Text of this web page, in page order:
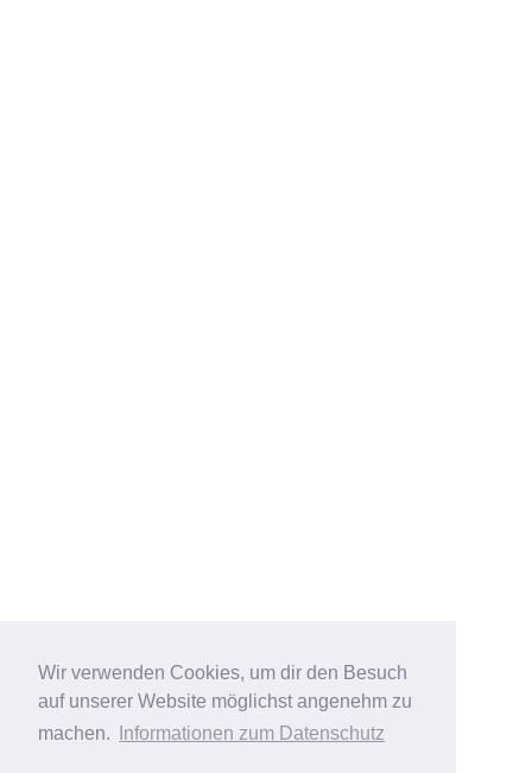
Wir verwenden Cookies, um dir den Besuch
auf unserer Website möglichst angenehm zu
machen.
Informationen zum Datenschutz